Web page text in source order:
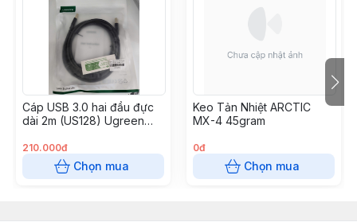
Cáp USB 3.0 hai đầu đực
dài 2m (US128) Ugreen
210.000đ
Chọn mua
Keo Tản Nhiệt ARCTIC
MX-4 45gram
0đ
Chọn mua